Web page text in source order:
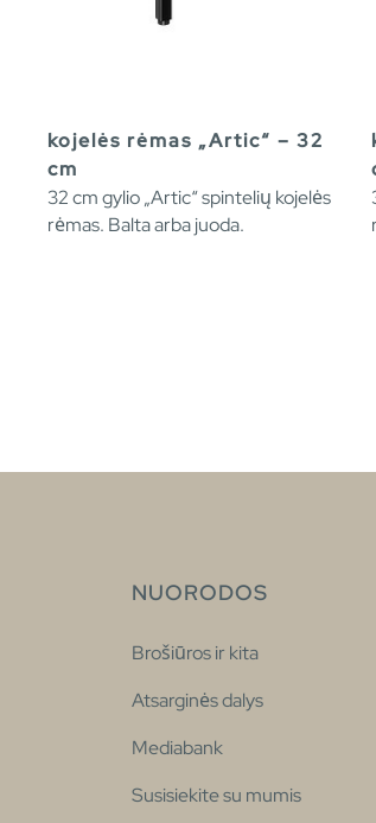
kojelės rėmas „Artic“ – 32
cm
32 cm gylio „Artic“ spintelių kojelės
rėmas. Balta arba juoda.
NUORODOS
Brošiūros ir kita
Atsarginės dalys
Mediabank
Susisiekite su mumis